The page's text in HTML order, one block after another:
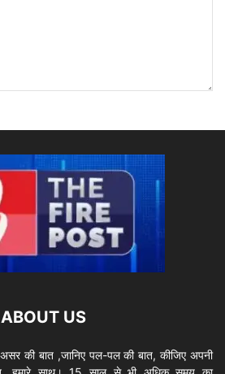
ABOUT US
की बात ,जानिए पल-पल की बात, कीजिए अपनी